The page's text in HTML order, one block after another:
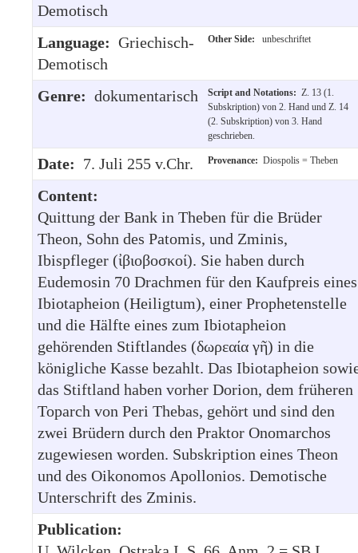
Demotisch
Language: Griechisch-
Demotisch
Other Side: unbeschriftet
Genre: dokumentarisch Script and Notations: Z. 13 (1.
Subskription) von 2. Hand und Z. 14
(2. Subskription) von 3. Hand
geschrieben.
Date: 7. Juli 255 v.Chr. Provenance: Diospolis = Theben
Content:
Quittung der Bank in Theben für die Brüder
Theon, Sohn des Patomis, und Zminis,
Ibispfleger (ἰβιοβοσκοί). Sie haben durch
Eudemosin 70 Drachmen für den Kaufpreis eines
Ibiotapheion (Heiligtum), einer Prophetenstelle
und die Hälfte eines zum Ibiotapheion
gehörenden Stiftlandes (δωρεαία γῆ) in die
königliche Kasse bezahlt. Das Ibiotapheion
das Stiftland haben vorher Dorion, dem früheren
Toparch von Peri Thebas, gehört und sind den
zwei Brüdern durch den Praktor Onomarchos
zugewiesen worden. Subskription eines Theon
und des Oikonomos Apollonios. Demotische
Unterschrift des Zminis.
Publication: